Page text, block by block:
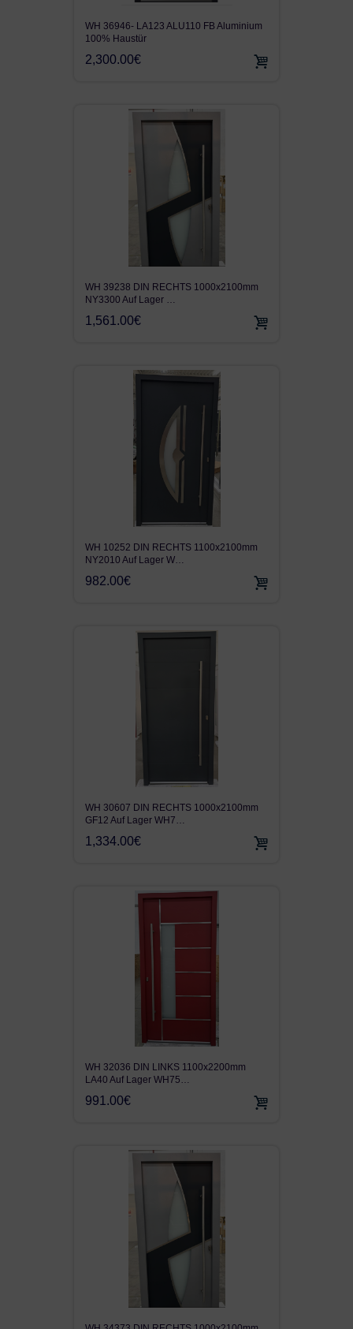
WH 36946- LA123 ALU110 FB Aluminium
100% Haustür
2,300.00€
WH 39238 DIN RECHTS 1000x2100mm
NY3300 Auf Lager …
1,561.00€
WH 10252 DIN RECHTS 1100x2100mm
NY2010 Auf Lager W…
982.00€
WH 30607 DIN RECHTS 1000x2100mm
GF12 Auf Lager WH7…
1,334.00€
WH 32036 DIN LINKS 1100x2200mm
LA40 Auf Lager WH75…
991.00€